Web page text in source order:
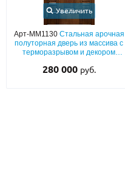
Увеличить
Арт-ММ1130 Стальная арочная
полуторная дверь из массива с
терморазрывом и декором
280 000 руб.